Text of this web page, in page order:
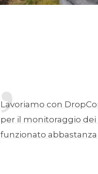
Lavoriamo con
per il monitoraggio dei
funzionato